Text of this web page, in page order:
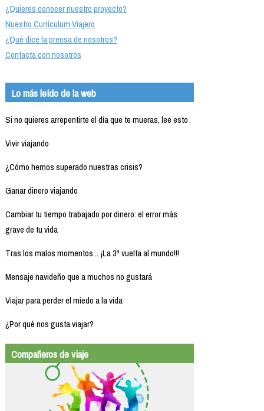
¿Quieres conocer nuestro proyecto?
Nuestro Currículum Viajero
¿Qué dice la prensa de nosotros?
Contacta con nosotros
Lo más leído de la web
Si no quieres arrepentirte el día que te mueras, lee esto
Vivir viajando
¿Cómo hemos superado nuestras crisis?
Ganar dinero viajando
Cambiar tu tiempo trabajado por dinero: el error más
grave de tu vida
Tras los malos momentos... ¡La 3ª vuelta al mundo!!!
Mensaje navideño que a muchos no gustará
Viajar para perder el miedo a la vida
¿Por qué nos gusta viajar?
Compañeros de viaje